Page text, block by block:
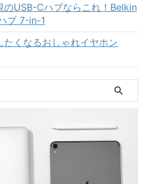
のUSB-Cハブならこれ！Belkin
ブ 7-in-1
たくなるおしゃれイヤホン